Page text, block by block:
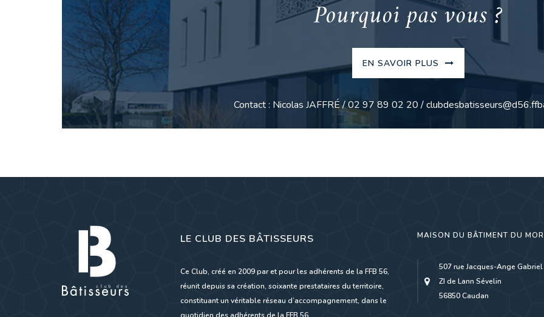
Pourquoi pas vous ?
EN SAVOIR PLUS
Contact : Nicolas JAFFRÉ / 02 97 89 02 20 /
LE CLUB DES BÂTISSEURS
Ce Club, créé en 2009 par et pour les adhérents de la FFB 56,
réunit depuis sa création, soixante prestataires du territoire,
constituant un véritable réseau d’accompagnement, dans le
MAISON DU BÂTIMENT DU
507 rue Jacques-Ange Gabriel
ZI de Lann Sévelin
56850 Caudan